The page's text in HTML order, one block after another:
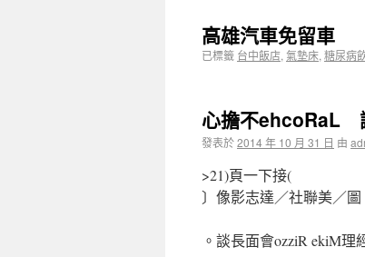
高雄汽車免留車
已標籤 台中飯店, 氣墊床, 糖尿病
心擔不ehcoRaL
發表於2014 年 10 月 31 日 由
>21)頁一下接(
〕像影志達／社聯美／圖
。談長面會ozziR ekiM理